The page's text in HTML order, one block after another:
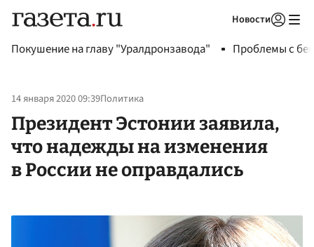
Новости
Покушение на главу "Уралдронзавода" Проблемы с
14 января 2020 09:39Политика
Президент Эстонии заявила,
что надежды на изменения
в России не оправдались